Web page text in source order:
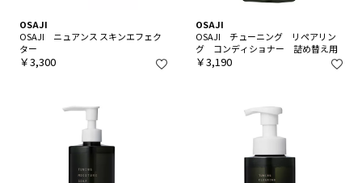
OSAJI
OSAJI ニュアンス スキンエフェク
ター
￥3,300
OSAJI
OSAJI チューニング リペアリン
グ コンディショナー 詰め替え用
￥3,190